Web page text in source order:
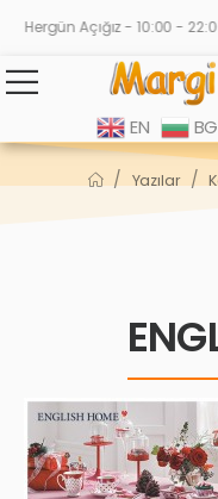
Hergün Açığız - 10:00 - 22:00
EN BG
/ Yazılar /